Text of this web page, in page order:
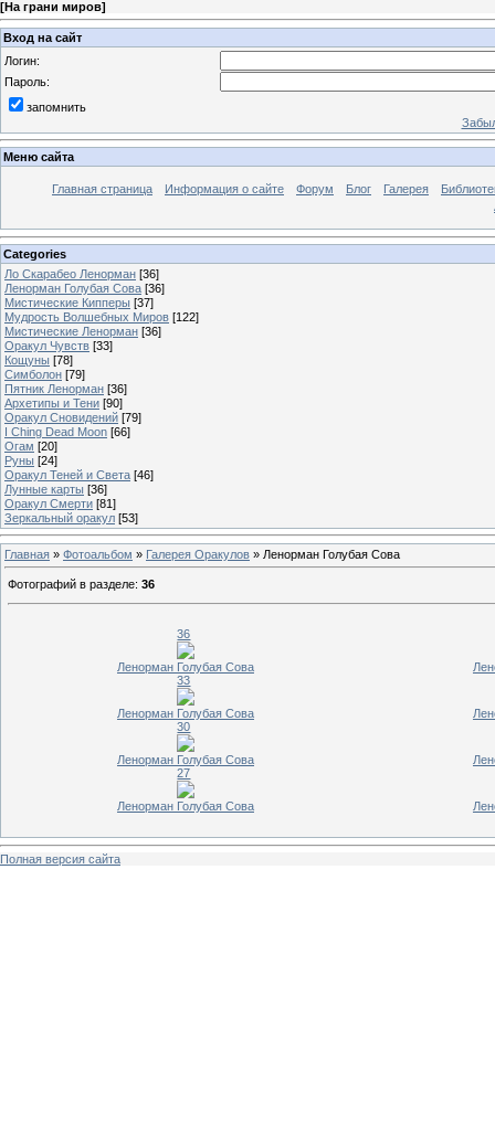
[На грани миров]
Вход на сайт
Логин:
Пароль:
запомнить
Меню сайта
Главная страница Информация о сайте Форум Блог Галерея
Categories
Ло Скарабео Ленорман [36]
Ленорман Голубая Сова [36]
Мистические Кипперы [37]
Мудрость Волшебных Миров [122]
Мистические Ленорман [36]
Оракул Чувств [33]
Кощуны [78]
Симболон [79]
Пятник Ленорман [36]
Архетипы и Тени [90]
Оракул Сновидений [79]
I Ching Dead Moon [66]
Огам [20]
Руны [24]
Оракул Теней и Света [46]
Лунные карты [36]
Оракул Смерти [81]
Зеркальный оракул [53]
Главная » Фотоальбом » Галерея Оракулов » Ленорман Голубая Сова
Фотографий в разделе: 36
36
Ленорман Голубая Сова
33
Ленорман Голубая Сова
30
Ленорман Голубая Сова
27
Ленорман Голубая Сова
Полная версия сайта